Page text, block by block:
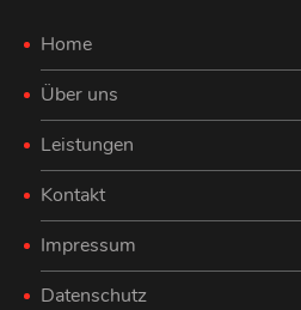
Home
Über uns
Leistungen
Kontakt
Impressum
Datenschutz